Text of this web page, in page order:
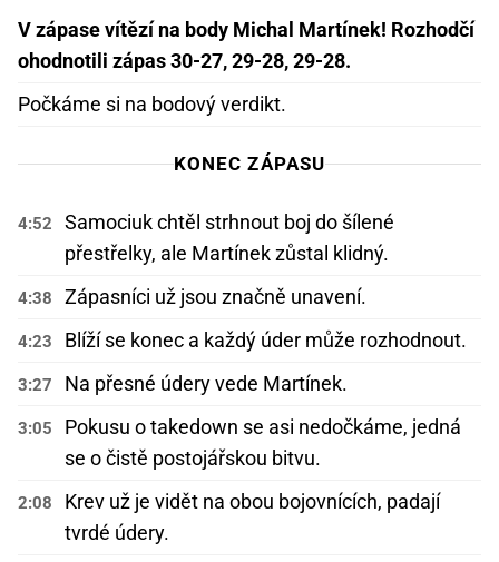
V zápase vítězí na body Michal Martínek! Rozhodčí
ohodnotili zápas 30-27, 29-28, 29-28.
Počkáme si na bodový verdikt.
KONEC ZÁPASU
4:52
Samociuk chtěl strhnout boj do šílené
přestřelky, ale Martínek zůstal klidný.
4:38 Zápasníci už jsou značně unavení.
4:23 Blíží se konec a každý úder může rozhodnout.
3:27 Na přesné údery vede Martínek.
3:05
Pokusu o takedown se asi nedočkáme, jedná
se o čistě postojářskou bitvu.
2:08
Krev už je vidět na obou bojovnících, padají
tvrdé údery.